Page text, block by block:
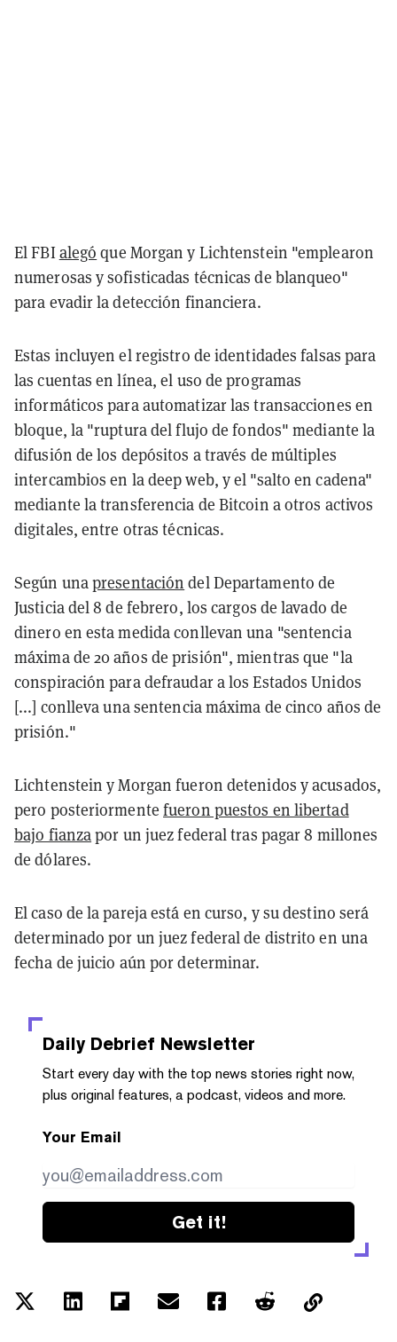
El FBIalegó que Morgan y Lichtenstein "emplearon
numerosas y sofisticadas técnicas de blanqueo"
para evadir la detección financiera.
Estas incluyen el registro de identidades falsas para
las cuentas en línea, el uso de programas
informáticos para automatizar las transacciones en
bloque, la "ruptura del flujo de fondos" mediante la
difusión de los depósitos a través de múltiples
intercambios en la deep web, y el "salto en cadena"
mediante la transferencia de Bitcoin a otros activos
digitales, entre otras técnicas.
Según unapresentación del Departamento de
Justicia del 8 de febrero, los cargos de lavado de
dinero en esta medida conllevan una "sentencia
máxima de 20 años de prisión", mientras que "la
conspiración para defraudar a los Estados Unidos
[...] conlleva una sentencia máxima de cinco años de
prisión."
Lichtenstein y Morgan fueron detenidos y acusados,
pero posteriormentefueron puestos en libertad
bajo fianzapor un juez federal tras pagar 8 millones
de dólares.
El caso de la pareja está en curso, y su destino será
determinado por un juez federal de distrito en una
fecha de juicio aún por determinar.
Daily Debrief Newsletter
Start every day with the top news stories right now,
plus original features, a podcast, videos and more.
Your Email
Get it!